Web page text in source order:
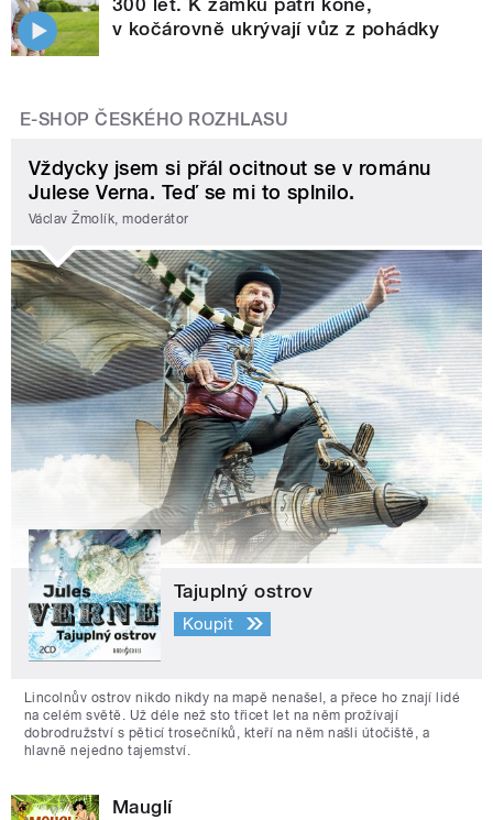
300 let. K zámku patří koně,
v kočárovně ukrývají vůz z pohádky
E-SHOP ČESKÉHO ROZHLASU
Vždycky jsem si přál ocitnout se v románu
Julese Verna. Teď se mi to splnilo.
Václav Žmolík, moderátor
Tajuplný ostrov
Koupit
Lincolnův ostrov nikdo nikdy na mapě nenašel, a přece ho znají lidé
na celém světě. Už déle než sto třicet let na něm prožívají
dobrodružství s pěticí trosečníků, kteří na něm našli útočiště, a
hlavně nejedno tajemství.
Mauglí